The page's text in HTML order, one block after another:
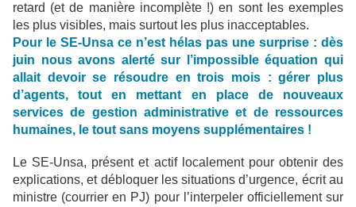
retard (et de manière incomplète !) en sont les exemples
les plus visibles, mais surtout les plus inacceptables.
Pour le SE-Unsa ce n’est hélas pas une surprise : dès
juin nous avons alerté sur l’impossible équation qui
allait devoir se résoudre en trois mois : gérer plus
d’agents, tout en mettant en place de nouveaux
services de gestion administrative et de ressources
humaines, le tout sans moyens supplémentaires !
Le SE-Unsa, présent et actif localement pour obtenir des
explications, et débloquer les situations d’urgence, écrit au
ministre (courrier en PJ) pour l’interpeler officiellement sur